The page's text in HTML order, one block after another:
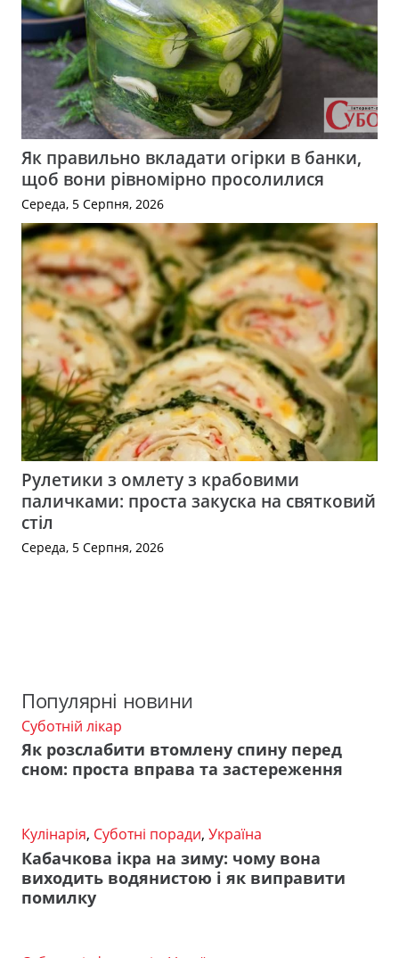
Як правильно вкладати огірки в банки,
щоб вони рівномірно просолилися
Середа, 5 Серпня, 2026
Рулетики з омлету з крабовими
паличками: проста закуска на святковий
стіл
Середа, 5 Серпня, 2026
Популярні новини
Суботній лікар
Як розслабити втомлену спину перед
сном: проста вправа та застереження
Кулінарія, Суботні поради, Україна
Кабачкова ікра на зиму: чому вона
виходить водянистою і як виправити
помилку